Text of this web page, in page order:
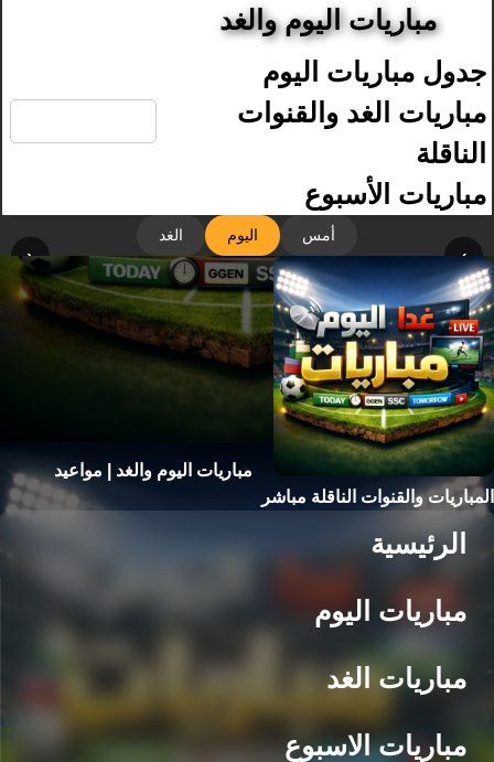
مباريات اليوم والغد
جدول مباريات اليوم
مباريات الغد والقنوات
الناقلة
مباريات الأسبوع
أمس اليوم الغد
‹ ›
مباريات اليوم والغد | مواعيد
المباريات والقنوات الناقلة مباشر
الرئيسية
مباريات اليوم
مباريات الغد
مباريات الاسبوع